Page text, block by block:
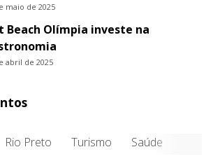
maio de 2025
Beach Olímpia investe na
abril de 2025
Rio Preto Turismo Saúde